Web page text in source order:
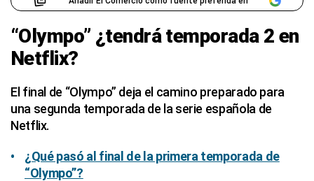
“Olympo” ¿tendrá temporada 2 en
Netflix?
El final de “Olympo” deja el camino preparado para
una segunda temporada de la serie española de
Netflix.
¿Qué pasó al final de la primera temporada de
“Olympo”?